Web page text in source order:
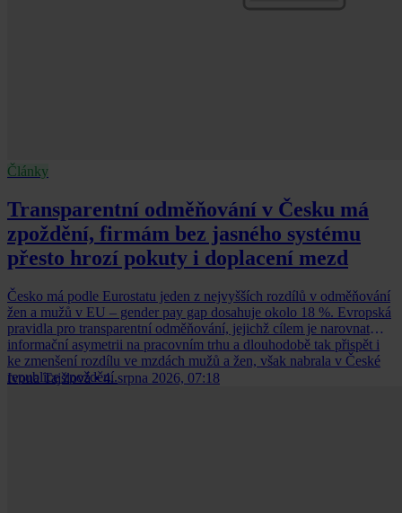
Články
Transparentní odměňování v Česku má
zpoždění, firmám bez jasného systému
přesto hrozí pokuty i doplacení mezd
Česko má podle Eurostatu jeden z nejvyšších rozdílů v odměňování
žen a mužů v EU – gender pay gap dosahuje okolo 18 %. Evropská
pravidla pro transparentní odměňování, jejichž cílem je narovnat
informační asymetrii na pracovním trhu a dlouhodobě tak přispět i
ke zmenšení rozdílu ve mzdách mužů a žen, však nabrala v České
republice zpoždění.
Ivona Tajšlová • 4. srpna 2026, 07:18